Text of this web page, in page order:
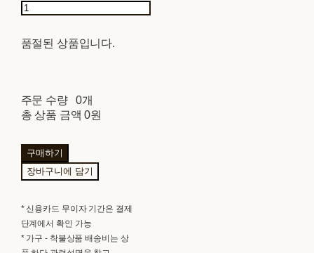
품절된 상품입니다.
주문 수량
0개
총 상품 금액 0원
구매하기
장바구니에 담기
* 신용카드 무이자 기간은 결제
단계에서 확인 가능
* 가구 - 착불상품 배송비는 상